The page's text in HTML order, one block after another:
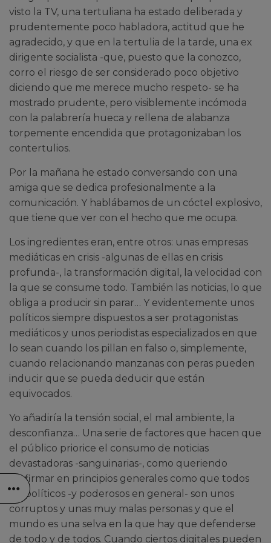
visto la TV, una tertuliana ha estado deliberada y
prudentemente poco habladora, actitud que he
agradecido, y que en la tertulia de la tarde, una ex
dirigente socialista -que, puesto que la conozco,
corro el riesgo de ser considerado poco objetivo
diciendo que me merece mucho respeto- se ha
mostrado prudente, pero visiblemente incómoda
con la palabrería hueca y rellena de alabanza
torpemente encendida que protagonizaban los
contertulios.
Por la mañana he estado conversando con una
amiga que se dedica profesionalmente a la
comunicación. Y hablábamos de un cóctel explosivo,
que tiene que ver con el hecho que me ocupa.
Los ingredientes eran, entre otros: unas empresas
mediáticas en crisis -algunas de ellas en crisis
profunda-, la transformación digital, la velocidad con
la que se consume todo. También las noticias, lo que
obliga a producir sin parar… Y evidentemente unos
políticos siempre dispuestos a ser protagonistas
mediáticos y unos periodistas especializados en que
lo sean cuando los pillan en falso o, simplemente,
cuando relacionando manzanas con peras pueden
inducir que se pueda deducir que están
equivocados.
Yo añadiría la tensión social, el mal ambiente, la
desconfianza… Una serie de factores que hacen que
el público priorice el consumo de noticias
devastadoras -sanguinarias-, como queriendo
reafirmar en principios generales como que todos
los políticos -y poderosos en general- son unos
corruptos y unas muy malas personas y que el
mundo es una selva en la que hay que defenderse
de todo y de todos. Cuando ciertos digitales pueden